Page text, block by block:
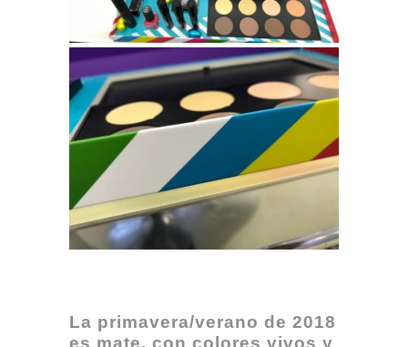
La primavera/verano de 2018
es mate, con colores vivos y